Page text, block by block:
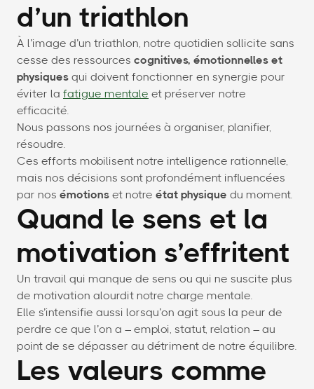
d’un triathlon
À l’image d’un triathlon, notre quotidien sollicite sans
cesse des ressources cognitives, émotionnelles et
physiques qui doivent fonctionner en synergie pour
éviter la fatigue mentale et préserver notre
efficacité.
Nous passons nos journées à organiser, planifier,
résoudre.
Ces efforts mobilisent notre intelligence rationnelle,
mais nos décisions sont profondément influencées
par nos émotions et notre état physique du moment.
Quand le sens et la
motivation s’effritent
Un travail qui manque de sens ou qui ne suscite plus
de motivation alourdit notre charge mentale.
Elle s’intensifie aussi lorsqu’on agit sous la peur de
perdre ce que l’on a – emploi, statut, relation – au
point de se dépasser au détriment de notre équilibre.
Les valeurs comme